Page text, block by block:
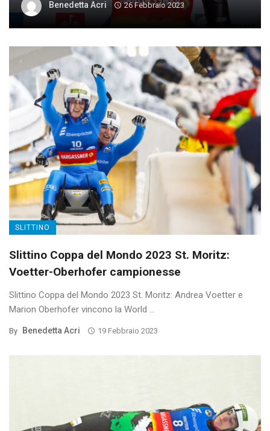
Benedetta Acri 26 Febbraio 2023
SLITTINO
Slittino Coppa del Mondo 2023 St. Moritz:
Voetter-Oberhofer campionesse
Slittino Coppa del Mondo 2023 St. Moritz: Andrea Voetter e
Marion Oberhofer vincono la World ...
By Benedetta Acri 19 Febbraio 2023